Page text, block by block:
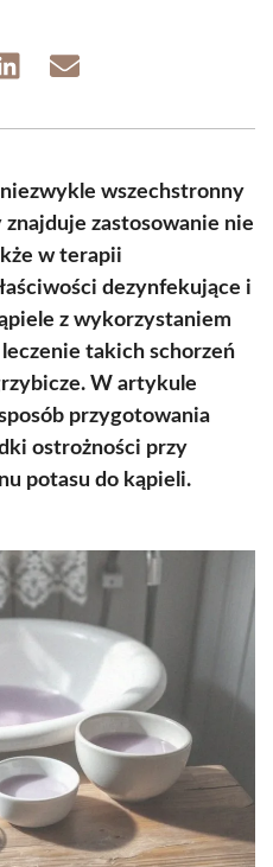
Share Share
wszechstronny
zastosowanie nie
w terapii
dezynfekujące i
z wykorzystaniem
takich schorzeń
W artykule
przygotowania
ostrożności przy
potasu do kąpieli.